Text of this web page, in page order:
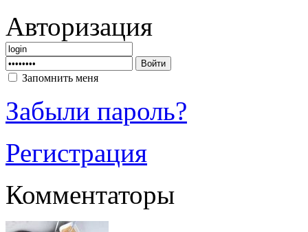
Авторизация
Запомнить меня
Забыли пароль?
Регистрация
Комментаторы